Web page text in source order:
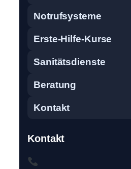
Notrufsysteme
Erste-Hilfe-Kurse
Sanitätsdienste
Beratung
Kontakt
Kontakt